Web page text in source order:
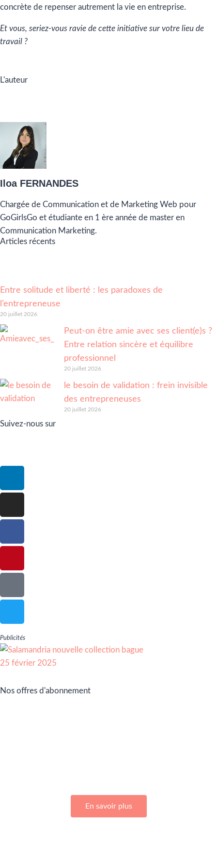
concrète de repenser autrement la vie en entreprise.
Et vous, seriez-vous ravie de cette initiative sur votre lieu de
travail ?
L'auteur
Iloa FERNANDES
Chargée de Communication et de Marketing Web pour
GoGirlsGo et étudiante en 1 ère année de master en
Communication Marketing.
Articles récents
Entre solitude et liberté : les paradoxes de
l’entrepreneuse
20 juillet 2026
Peut-on être amie avec ses client(e)s ?
Entre relation sincère et équilibre
professionnel
20 juillet 2026
le besoin de validation : frein invisible
des entrepreneuses
20 juillet 2026
Suivez-nous sur
Publicités
Nos offres d'abonnement
En savoir plus